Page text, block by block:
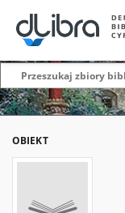
OBIEKT